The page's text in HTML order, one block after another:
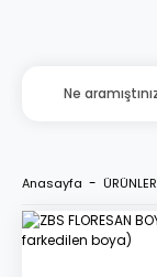
Anasayfa ÜRÜNLER